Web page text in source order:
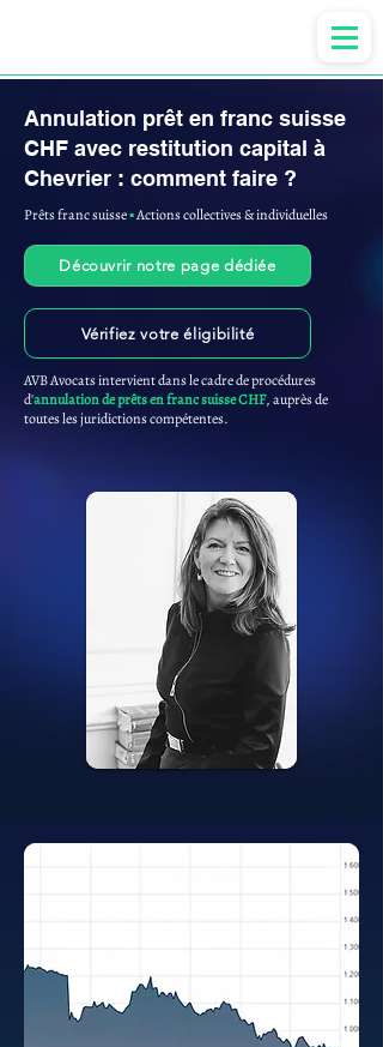
Annulation prêt en franc suisse
CHF avec restitution capital à
Chevrier : comment faire ?
Prêts franc suisse▪︎Actions collectives & individuelles
Découvrir notre page dédiée
Vérifiez votre éligibilité
AVB Avocats intervient dans le cadre de procédures
d'annulation de prêts en franc suisse CHF, auprès de
toutes les juridictions compétentes.